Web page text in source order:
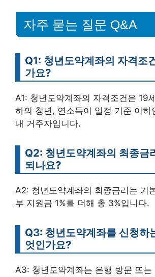
자주 묻는 질문 Q&A
Q1: 청년도약계좌의 자격조
가요?
A1: 청년도약계좌의 자격조건은 19
하의 청년, 연소득이 일정 기준 이하
내 거주자입니다.
Q2: 청년도약계좌의 최종금
되나요?
A2: 청년도약계좌의 최종금리는 기
부 지원금 1%를 더해 총 3%입니다.
Q3: 청년도약계좌를 신청하
엇인가요?
A3: 청년도약계좌는 은행 방문 또는